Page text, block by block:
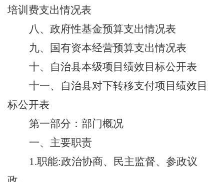
培训费支出情况表
八、政府性基金预算支出情况表
九、
国有资本经营预算支出情况表
十、 自治县本级项目绩效目标公开表
十一、 自治县对下转移支付项目绩效目
标公开表
第一部分：部门概况
一、 主要职责
1.职能:政治协商、民主监督、参政议